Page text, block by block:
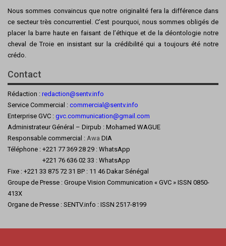
Nous sommes convaincus que notre originalité fera la différence dans
ce secteur très concurrentiel. C’est pourquoi, nous sommes obligés de
placer la barre haute en faisant de l’éthique et de la déontologie notre
cheval de Troie en insistant sur la crédibilité qui a toujours été notre
crédo.
Contact
Rédaction : redaction@sentv.info
Service Commercial : commercial@sentv.info
Enterprise GVC : gvc.communication@gmail.com
Administrateur Général – Dirpub : Mohamed WAGUE
Responsable commercial : Awa DIA
Téléphone : +221 77 369 28 29 : WhatsApp
+221 76 636 02 33 : WhatsApp
Fixe : +221 33 875 72 31 BP : 11 46 Dakar Sénégal
Groupe de Presse : Groupe Vision Communication « GVC » ISSN 0850-
413X
Organe de Presse : SENTV.info : ISSN 2517-8199